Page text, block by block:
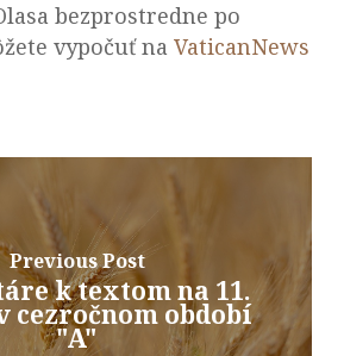
bezprostredne po
vypočuť na VaticanNews
Previous Post
k textom na 11.
cezročnom období
"A"